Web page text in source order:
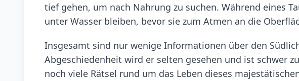
tief gehen, um nach Nahrung zu suchen. Während eines
unter Wasser bleiben, bevor sie zum Atmen an die
Insgesamt sind nur wenige Informationen über den
Abgeschiedenheit wird er selten gesehen und ist schwer
noch viele Rätsel rund um das Leben dieses